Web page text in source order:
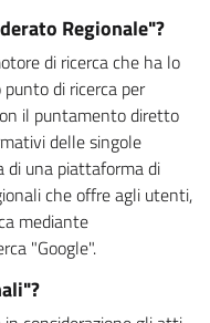
Regionale"?
di ricerca che ha lo
di ricerca per
il puntamento diretto
delle singole
di una piattaforma di
che offre agli utenti,
mediante
"Google".